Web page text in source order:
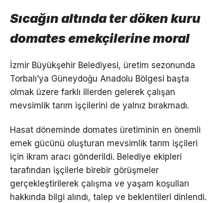
Sıcağın altında ter döken kuru
domates emekçilerine moral
İzmir Büyükşehir Belediyesi, üretim sezonunda
Torbalı’ya Güneydoğu Anadolu Bölgesi başta
olmak üzere farklı illerden gelerek çalışan
mevsimlik tarım işçilerini de yalnız bırakmadı.
Hasat döneminde domates üretiminin en önemli
emek gücünü oluşturan mevsimlik tarım işçileri
için ikram aracı gönderildi. Belediye ekipleri
tarafından işçilerle birebir görüşmeler
gerçekleştirilerek çalışma ve yaşam koşulları
hakkında bilgi alındı, talep ve beklentileri dinlendi.